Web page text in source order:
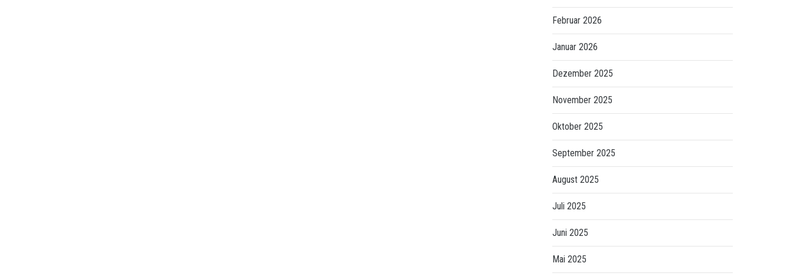
Februar 2026
Januar 2026
Dezember 2025
November 2025
Oktober 2025
September 2025
August 2025
Juli 2025
Juni 2025
Mai 2025